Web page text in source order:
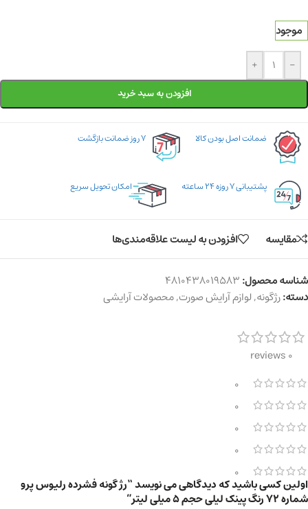
موجود
-
+
افزودن به سبد خرید
ضمانت اصل بودن کالا ۷ روز ضمانت بازگشت
پشتیبانی ۷ روزه ۲۴ ساعته امکان تحویل سریع
مقایسه افزودن به لیست علاقه‌مندی‌ها
شناسه محصول:4810438019583
دسته:رژگونه,لوازم آرایش صورت,محصولات آرایشی
0 reviews
0
0
0
0
0
اولین کسی باشید که دیدگاهی می نویسد “رژ گونه فشرده رلیوس پرو
شماره 72 رنگ پینک لیلی حجم 5 میلی لیتر”